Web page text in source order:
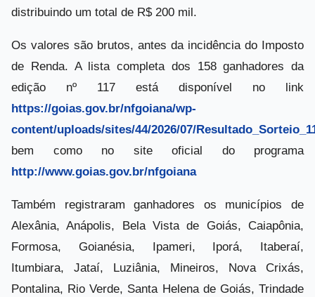
distribuindo um total de R$ 200 mil.
Os valores são brutos, antes da incidência do Imposto
de Renda. A lista completa dos 158 ganhadores da
edição nº 117 está disponível no link
https://goias.gov.br/nfgoiana/wp-
content/uploads/sites/44/2026/07/
bem como no site oficial do programa
http://www.goias.gov.br/nfgoiana
Também registraram ganhadores os municípios de
Alexânia, Anápolis, Bela Vista de Goiás, Caiapônia,
Formosa, Goianésia, Ipameri, Iporá, Itaberaí,
Itumbiara, Jataí, Luziânia, Mineiros, Nova Crixás,
Pontalina, Rio Verde, Santa Helena de Goiás, Trindade